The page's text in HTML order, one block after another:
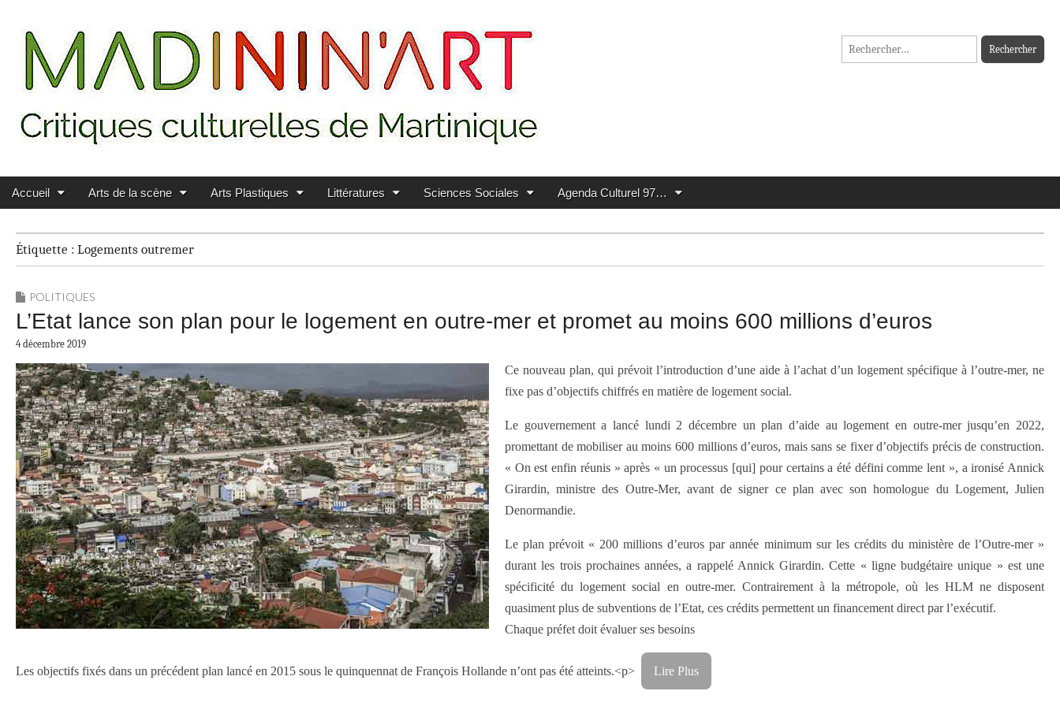
MADININ'ART
Rechercher :
Main menu
Skip to content
Accueil Arts de la scène Arts Plastiques Littératures Sciences Sociales Agenda Culturel 97…
Étiquette : Logements outremer
POLITIQUES
L’Etat lance son plan pour le logement en outre-mer et promet au moins 600 millions d’euros
4 décembre 2019
Ce nouveau plan, qui prévoit l’introduction d’une aide à l’achat d’un logement spécifique à l’outre-mer, ne
fixe pas d’objectifs chiffrés en matière de logement social.
Le gouvernement a lancé lundi 2 décembre un plan d’aide au logement en outre-mer jusqu’en 2022,
promettant de mobiliser au moins 600 millions d’euros, mais sans se fixer d’objectifs précis de construction.
« On est enfin réunis » après « un processus [qui] pour certains a été défini comme lent », a ironisé Annick
Girardin, ministre des Outre-Mer, avant de signer ce plan avec son homologue du Logement, Julien
Denormandie.
Le plan prévoit « 200 millions d’euros par année minimum sur les crédits du ministère de l’Outre-mer »
durant les trois prochaines années, a rappelé Annick Girardin. Cette « ligne budgétaire unique » est une
spécificité du logement social en outre-mer. Contrairement à la métropole, où les HLM ne disposent
quasiment plus de subventions de l’Etat, ces crédits permettent un financement direct par l’exécutif.
Chaque préfet doit évaluer ses besoins
Les objectifs fixés dans un précédent plan lancé en 2015 sous le quinquennat de François Hollande n’ont pas été atteints.<p> Lire Plus